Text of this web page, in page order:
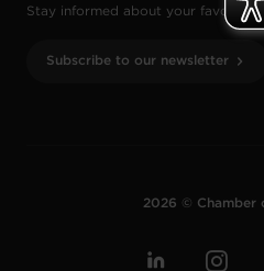
Stay informed about your favourite
Subscribe to our newsletter
2026 © Chamber